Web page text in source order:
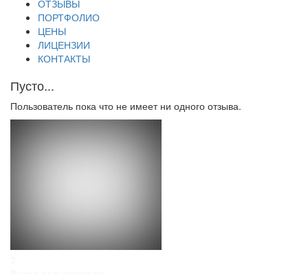
ОТЗЫВЫ
ПОРТФОЛИО
ЦЕНЫ
ЛИЦЕНЗИИ
КОНТАКТЫ
Пусто...
Пользователь пока что не имеет ни одного отзыва.